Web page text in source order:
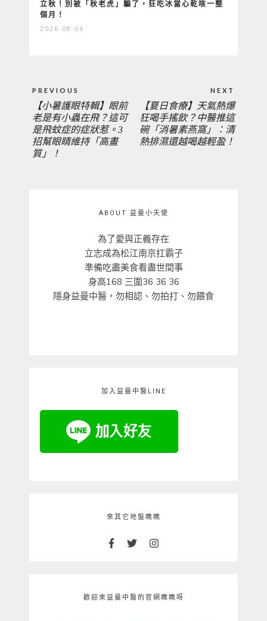
立秋！別被「秋老虎」騙了，狂吃冰當心乾咳一整
個月！
2026-08-06
導
覽
PREVIOUS
PREVIOUS
POST:
【小暑護眼特輯】眼前
老是有小蟲在飛？這可
是飛蚊症的症狀惹。3
招幫眼睛維持「高畫
質」！
NEXT
NEXT
POST:
【夏日食療】天氣熱爆
狂喝手搖飲？中醫推這
碗「消暑素燕窩」：清
熱排濕還越喝越輕盈！
ABOUT 益曼小天使
為了愛與正義存在
立志成為松江南京扛霸子
準備吃盡美食看盡世間事
身高168 三圍36 36 36
隱身益曼中醫，勿相認、勿拍打、勿餵食
加入益曼中醫LINE
來其它地盤瞧瞧
歡迎來益曼中醫的官網瞧瞧呀